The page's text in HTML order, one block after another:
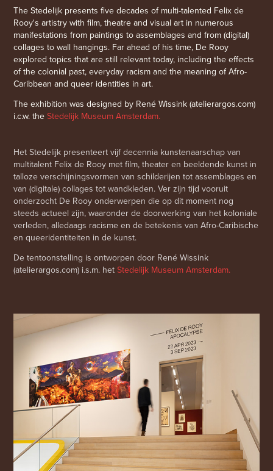
The Stedelijk presents five decades of multi-talented Felix de
Rooy's artistry with film, theatre and visual art in numerous
manifestations from paintings to assemblages and from (digital)
collages to wall hangings. Far ahead of his time, De Rooy
explored topics that are still relevant today, including the effects
of the colonial past, everyday racism and the meaning of Afro-
Caribbean and queer identities in art.
The exhibition was designed by René Wissink (atelierargos.com)
i.c.w. theStedelijk Museum Amsterdam.
Het Stedelijk presenteert vijf decennia kunstenaarschap van
multitalent Felix de Rooy met film, theater en beeldende kunst in
talloze verschijningsvormen van schilderijen tot assemblages en
van (digitale) collages tot wandkleden. Ver zijn tijd vooruit
onderzocht De Rooy onderwerpen die op dit moment nog
steeds actueel zijn, waaronder de doorwerking van het koloniale
verleden, alledaags racisme en de betekenis van Afro-Caribische
en queeridentiteiten in de kunst.
De tentoonstelling is ontworpen door René Wissink
(atelierargos.com) i.s.m. het Stedelijk Museum Amsterdam.